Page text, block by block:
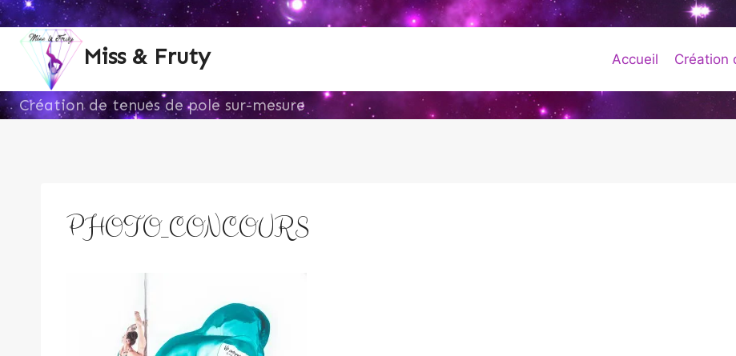
Aller
au
contenu
Miss & Fruty Accueil Création
Création de tenues de pole sur-mesure
PHOTO_CONCOURS